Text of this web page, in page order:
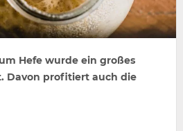
Hefe wurde ein großes
Davon profitiert auch die